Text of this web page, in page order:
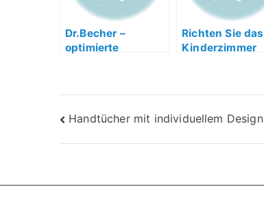
Dr.Becher –
optimierte
Richten Sie das
Kinderzimmer
Beitragsnavigation
Handtücher mit individuellem Design